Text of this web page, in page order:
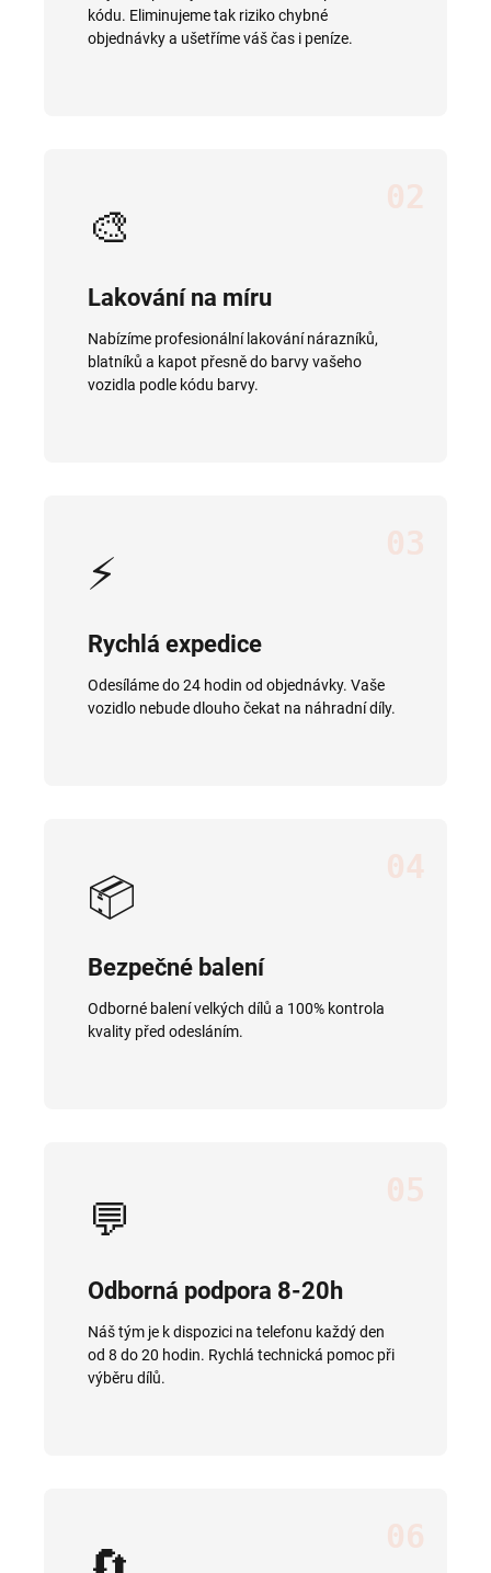
kódu. Eliminujeme tak riziko chybné
objednávky a ušetříme váš čas i peníze.
02
🎨
Lakování na míru
Nabízíme profesionální lakování nárazníků,
blatníků a kapot přesně do barvy vašeho
vozidla podle kódu barvy.
03
⚡
Rychlá expedice
Odesíláme do 24 hodin od objednávky. Vaše
vozidlo nebude dlouho čekat na náhradní díly.
04
📦
Bezpečné balení
Odborné balení velkých dílů a 100% kontrola
kvality před odesláním.
05
💬
Odborná podpora 8-20h
Náš tým je k dispozici na telefonu každý den
od 8 do 20 hodin. Rychlá technická pomoc při
výběru dílů.
06